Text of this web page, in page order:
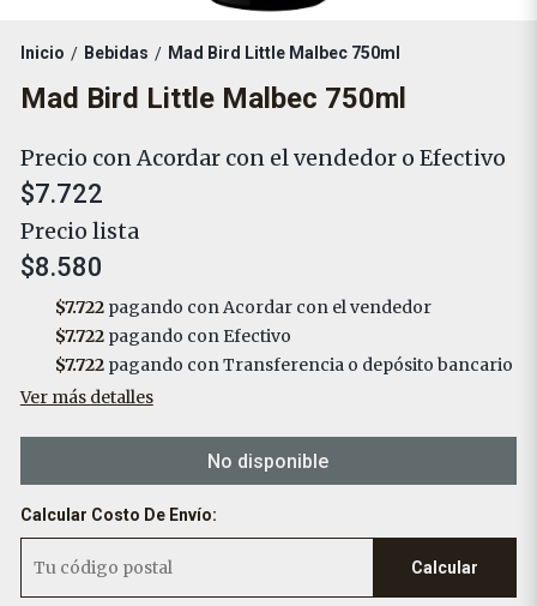
Inicio / Bebidas / Mad Bird Little Malbec 750ml
Mad Bird Little Malbec 750ml
Precio con Acordar con el vendedor o Efectivo
$7.722
Precio lista
$8.580
$7.722pagando con Acordar con el vendedor
$7.722pagando con Efectivo
$7.722pagando con Transferencia o depósito bancario
Ver más detalles
No disponible
Calcular Costo De Envío:
Calcular